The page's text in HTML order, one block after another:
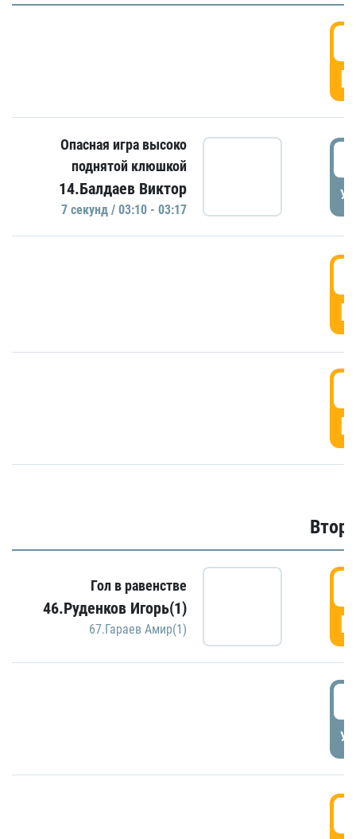
Опасная игра высоко
поднятой клюшкой
14.Балдаев Виктор
7 секунд / 03:10 - 03:17
Гол в равенстве
46.Руденков Игорь(1)
67.Гараев Амир(1)